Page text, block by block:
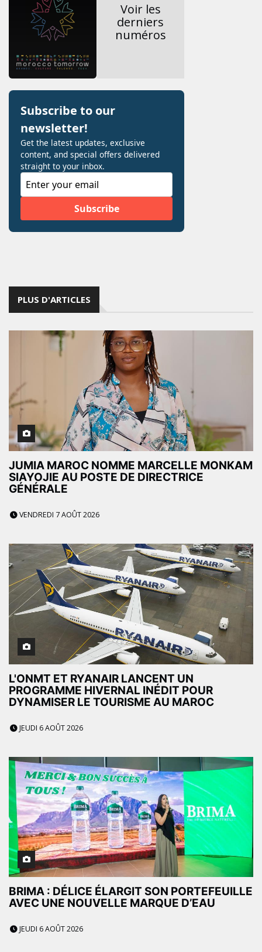
Voir les
derniers
numéros
PLUS D'ARTICLES
JUMIA MAROC NOMME MARCELLE MONKAM
SIAYOJIE AU POSTE DE DIRECTRICE
GÉNÉRALE
VENDREDI 7 AOÛT 2026
L'ONMT ET RYANAIR LANCENT UN
PROGRAMME HIVERNAL INÉDIT POUR
DYNAMISER LE TOURISME AU MAROC
JEUDI 6 AOÛT 2026
BRIMA : DÉLICE ÉLARGIT SON PORTEFEUILLE
AVEC UNE NOUVELLE MARQUE D’EAU
JEUDI 6 AOÛT 2026